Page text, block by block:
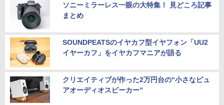
ソニーミラーレス一眼の大特集！ 見どころ記事
まとめ
SOUNDPEATSのイヤカフ型イヤフォン「UU2
イヤーカフ」をイヤカフマニアが語る
クリエイティブが作った2万円台の“小さなピュ
アオーディオスピーカー”